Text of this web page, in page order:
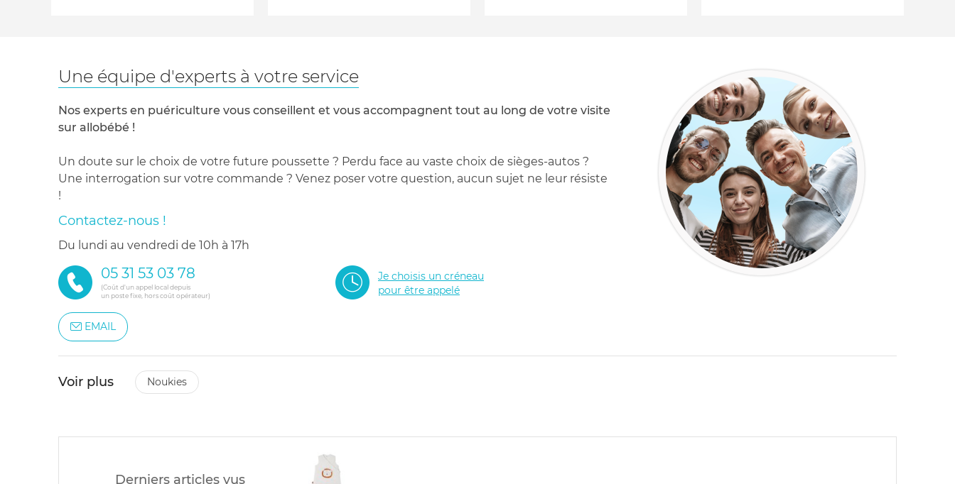
Une équipe d'experts à votre service
Nos experts en puériculture vous conseillent et vous accompagnent tout au long de votre visite
sur allobébé !
Un doute sur le choix de votre future poussette ? Perdu face au vaste choix de sièges-autos ?
Une interrogation sur votre commande ? Venez poser votre question, aucun sujet ne leur résiste
!
Contactez-nous !
du lundi au vendredi de 10h à 17h
05 31 53 03 78
(Coût d'un appel local depuis
un poste fixe, hors coût opérateur)
Je choisis un créneau
pour être appelé
EMAIL
Voir plus noukies
Derniers articles vus